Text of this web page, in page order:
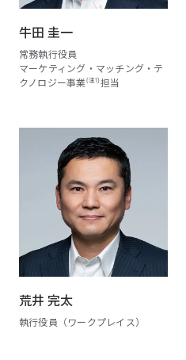
牛田 圭一
常務執行役員
マーケティング・マッチング・テ
クノロジー事業(注1) 担当
荒井 完太
執行役員（ワークプレイス）